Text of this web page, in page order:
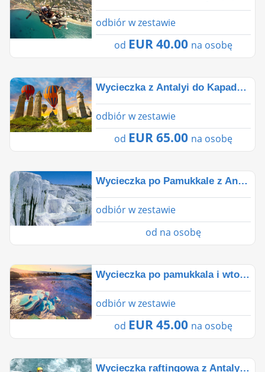
odbiór w zestawie
od EUR 40.00 na osobę
Wycieczka z Antalyi do Kapadocji trwa 2 dni
odbiór w zestawie
od EUR 65.00 na osobę
Wycieczka po Pamukkale z Antalyi
odbiór w zestawie
od na osobę
Wycieczka po pamukkala i wtorek po jeziorze salda z An
odbiór w zestawie
od EUR 45.00 na osobę
Wycieczka raftingowa z Antalyi🚣🛶